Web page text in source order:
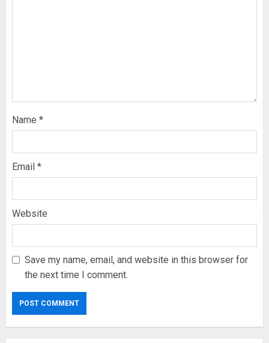
Name *
Email *
Website
Save my name, email, and website in this browser for
the next time I comment.